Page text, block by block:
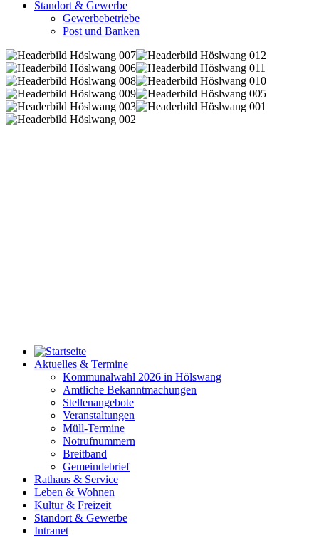
Standort & Gewerbe
Gewerbebetriebe
Post und Banken
Aktuelles & Termine
Kommunalwahl 2026 in Hölswang
Amtliche Bekanntmachungen
Stellenangebote
Veranstaltungen
Müll-Termine
Notrufnummern
Breitband
Gemeindebrief
Rathaus & Service
Leben & Wohnen
Kultur & Freizeit
Standort & Gewerbe
Intranet